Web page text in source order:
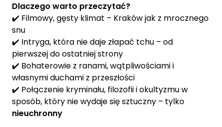
Dlaczego warto przeczytać?
✔️ Filmowy, gęsty klimat – Kraków jak z mrocznego
snu
✔️ Intryga, która nie daje złapać tchu – od
pierwszej do ostatniej strony
✔️ Bohaterowie z ranami, wątpliwościami i
własnymi duchami z przeszłości
✔️ Połączenie kryminału, filozofii i okultyzmu w
sposób, który nie wydaje się sztuczny – tylko
nieuchronny